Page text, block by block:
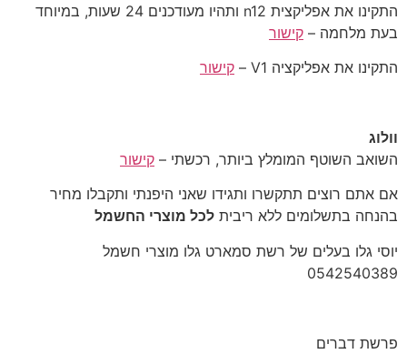
התקינו את אפליקצית n12 ותהיו מעודכנים 24 שעות, במיוחד
בעת מלחמה – קישור
התקינו את אפליקציה V1 –
קישור
וולוג
קישור
אם אתם רוצים תתקשרו ותגידו שאני היפנתי ותקבלו מחיר
בהנחה בתשלומים ללא ריבית לכל מוצרי החשמל
יוסי גלו בעלים של רשת סמארט גלו מוצרי חשמל
‎0542540389‎
פרשת דברים